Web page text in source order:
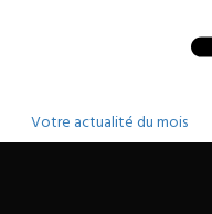
Votre actualité du mois